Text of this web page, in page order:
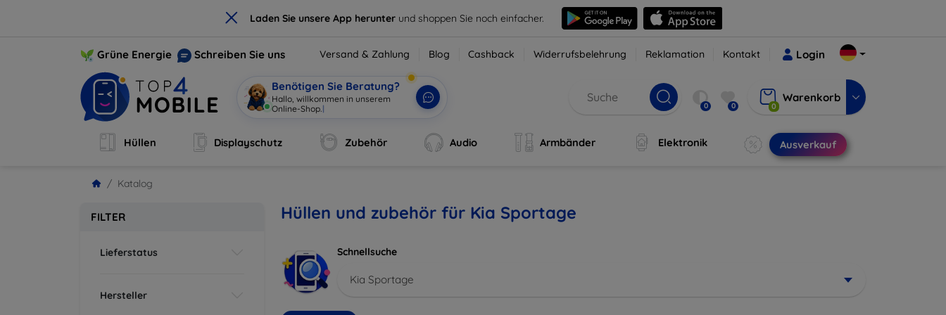
× Laden Sie unsere App herunter und shoppen Sie noch einfacher.
Grüne Energie Schreiben Sie uns Versand & Zahlung Blog Cashback Widerrufsbelehrung Reklamation Kontakt Login
Benötigen Sie Beratung?
Hallo, willkommen in unserem
Online-Shop. | 0 0 0
Warenkorb
Hüllen Displayschutz Zubehör Audio Armbänder Elektronik Ausverkauf
Katalog
FILTER
Lieferstatus
Hersteller
Hüllen und zubehör für Kia Sportage
Schnellsuche
Kia Sportage